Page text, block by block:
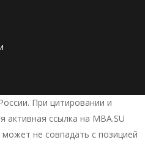
При цитировании и
активная ссылка на MBA.SU
не совпадать с позицией